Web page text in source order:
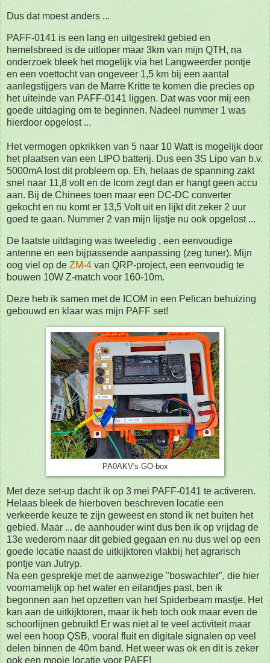
Dus dat moest anders ...
PAFF-0141 is een lang en uitgestrekt gebied en
hemelsbreed is de uitloper maar 3km van mijn QTH, na
onderzoek bleek het mogelijk via het Langweerder pontje
en een voettocht van ongeveer 1,5 km bij een aantal
aanlegstijgers van de Marre Kritte te komen die precies op
het uiteinde van PAFF-0141 liggen. Dat was voor mij een
goede uitdaging om te beginnen. Nadeel nummer 1 was
hierdoor opgelost ...
Het vermogen opkrikken van 5 naar 10 Watt is mogelijk door
het plaatsen van een LIPO batterij. Dus een 3S Lipo van b.v.
5000mA lost dit probleem op. Eh, helaas de spanning zakt
snel naar 11,8 volt en de Icom zegt dan er hangt geen accu
aan. Bij de Chinees toen maar een DC-DC converter
gekocht en nu komt er 13,5 Volt uit en lijkt dit zeker 2 uur
goed te gaan. Nummer 2 van mijn lijstje nu ook opgelost ...
De laatste uitdaging was tweeledig , een eenvoudige
antenne en een bijpassende aanpassing (zeg tuner). Mijn
oog viel op de ZM-4 van QRP-project, een eenvoudig te
bouwen 10W Z-match voor 160-10m.
Deze heb ik samen met de ICOM in een Pelican behuizing
gebouwd en klaar was mijn PAFF set!
PA0AKV's GO-box
Met deze set-up dacht ik op 3 mei PAFF-0141 te activeren.
Helaas bleek de hierboven beschreven locatie een
verkeerde keuze te zijn geweest en stond ik net buiten het
gebied. Maar ... de aanhouder wint dus ben ik op vrijdag de
13e wederom naar dit gebied gegaan en nu dus wel op een
goede locatie naast de uitkijktoren vlakbij het agrarisch
pontje van Jutryp.
Na een gesprekje met de aanwezige "boswachter", die hier
voornamelijk op het water en eilandjes past, ben ik
begonnen aan het opzetten van het Spiderbeam mastje. Het
kan aan de uitkijktoren, maar ik heb toch ook maar even de
schoorlijnen gebruikt! Er was niet al te veel activiteit maar
wel een hoop QSB, vooral fluit en digitale signalen op veel
delen binnen de 40m band. Het weer was ok en dit is zeker
ook een mooie locatie voor PAFF!